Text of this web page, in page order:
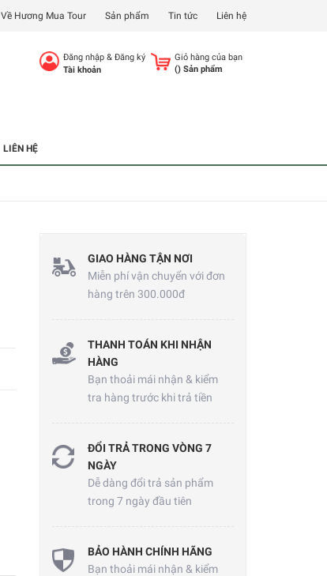
Về Hương Mua Tour Sản phẩm Tin tức Liên hệ
Đăng nhập& Đăng ký
Tài khoản
Giỏ hàng của bạn
() Sản phẩm
LIÊN HỆ
GIAO HÀNG TẬN NƠI
Miễn phí vận chuyển với đơn
hàng trên 300.000đ
THANH TOÁN KHI NHẬN
HÀNG
Bạn thoải mái nhận & kiểm
tra hàng trước khi trả tiền
ĐỔI TRẢ TRONG VÒNG 7
NGÀY
Dễ dàng đổi trả sản phẩm
trong 7 ngày đầu tiên
BẢO HÀNH CHÍNH HÃNG
Bạn thoải mái nhận & kiểm